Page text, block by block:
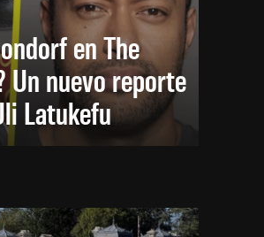
en The
Un nuevo reporte
Latukefu